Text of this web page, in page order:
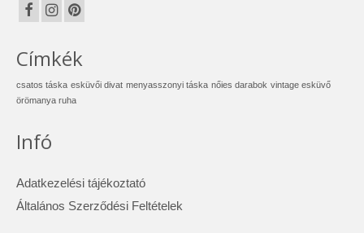
Címkék
csatos táska esküvői divat menyasszonyi táska nőies darabok vintage esküvő
örömanya ruha
Infó
Adatkezelési tájékoztató
Általános Szerződési Feltételek